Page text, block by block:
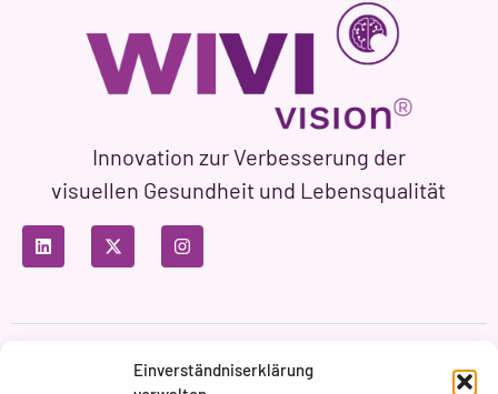
Einverständniserklärung
Innovation zur Verbesserung der
visuellen Gesundheit und Lebensqualität
Datenschutzbestimmungen
Nutzungsbedingungen